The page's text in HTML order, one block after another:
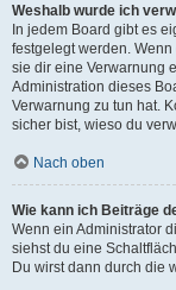
Weshalb wurde ich
In jedem Board gibt es
festgelegt werden.
sie dir eine Verwarnung
Administration dieses
Verwarnung zu tun hat.
sicher bist, wieso du
Nach oben
Wie kann ich Beiträge
Wenn ein Administrator
siehst du eine
Du wirst dann durch die